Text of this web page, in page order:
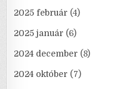
2025 február (4)
2025 január (6)
2024 december (8)
2024 október (7)